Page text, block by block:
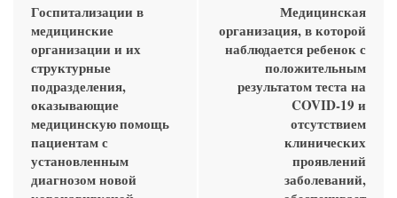
Госпитализации в
медицинские
организации и их
структурные
подразделения,
оказывающие
медицинскую помощь
пациентам с
установленным
диагнозом новой
Медицинская
организация, в которой
наблюдается ребенок с
положительным
результатом теста на
COVID-19 и
отсутствием
клинических
проявлений
заболеваний,